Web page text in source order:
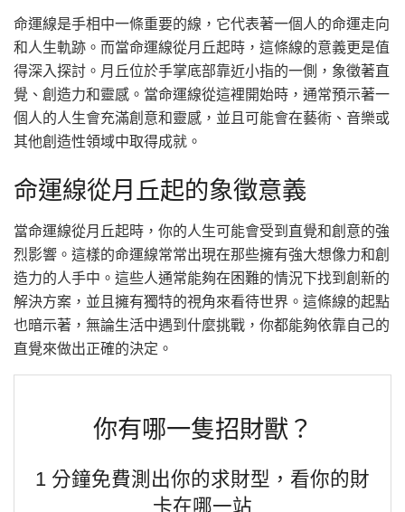
命運線是手相中一條重要的線，它代表著一個人的命運走向
和人生軌跡。而當命運線從月丘起時，這條線的意義更是值
得深入探討。月丘位於手掌底部靠近小指的一側，象徵著直
覺、創造力和靈感。當命運線從這裡開始時，通常預示著一
個人的人生會充滿創意和靈感，並且可能會在藝術、音樂或
其他創造性領域中取得成就。
命運線從月丘起的象徵意義
當命運線從月丘起時，你的人生可能會受到直覺和創意的強
烈影響。這樣的命運線常常出現在那些擁有強大想像力和創
造力的人手中。這些人通常能夠在困難的情況下找到創新的
解決方案，並且擁有獨特的視角來看待世界。這條線的起點
也暗示著，無論生活中遇到什麼挑戰，你都能夠依靠自己的
直覺來做出正確的決定。
你有哪一隻招財獸？
1 分鐘免費測出你的求財型，看你的財
卡在哪一站